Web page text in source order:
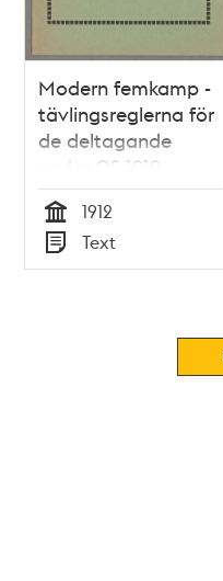
Modern femkamp -
tävlingsreglerna för
de deltagande
under OS 1912
Tid
1912
Typ
Text